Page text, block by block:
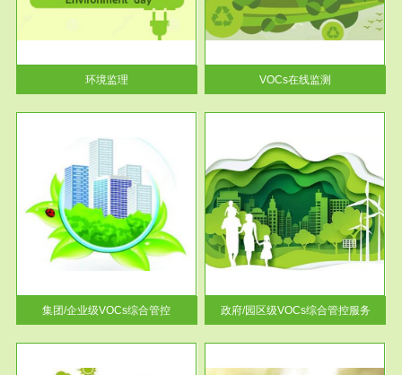
环境监理
根据《重点区域大气污染防
治“十二五”规划》有机废气净化
率达...
VOCs在线监测
集团/企业级VOCs综合管控
服务范围
政府/园区级VOCs综合管控服务
根据《石化行业挥发性有机物综
合整治方案》文件要求，到2017
年，全...
政府/园区级VOCs综合管控服务